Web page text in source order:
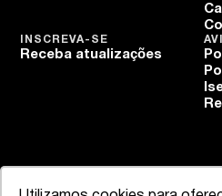
INSCREVA-SE
Receba atualizações